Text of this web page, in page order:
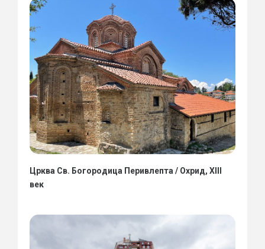
Црква Св. Богородица Перивлепта / Охрид, XIII
век